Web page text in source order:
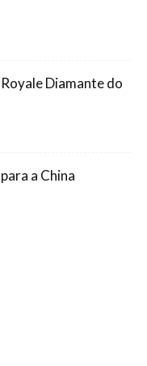
Diamante do
a China